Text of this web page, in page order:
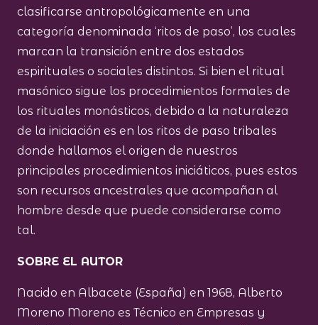
clasificarse antropológicamente en una
categoría denominada ‘ritos de paso’, los cuales
marcan la transición entre dos estados
espirituales o sociales distintos. Si bien el ritual
masónico sigue los procedimientos formales de
los rituales monásticos, debido a la naturaleza
de la iniciación es en los ritos de paso tribales
donde hallamos el origen de nuestros
principales procedimientos iniciáticos, pues estos
son recursos ancestrales que acompañan al
hombre desde que puede considerarse como
tal.
SOBRE EL AUTOR
Nacido en Albacete (España) en 1968, Alberto
Moreno Moreno es Técnico en Empresas y